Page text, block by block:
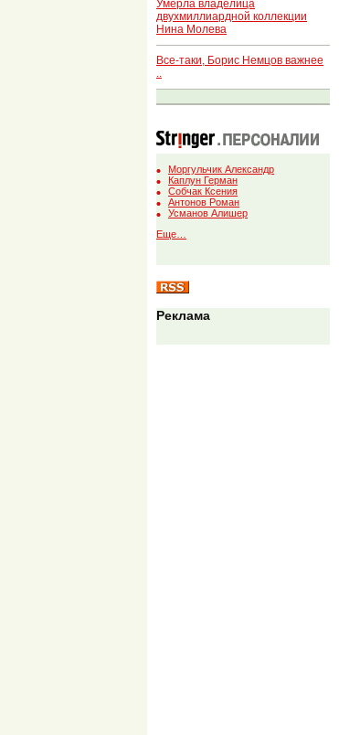
Умерла владелица
двухмиллиардной коллекции
Нина Молева
Все-таки, Борис Немцов важнее
..
Моргульчик Александр
Каплун Герман
Собчак Ксения
Антонов Роман
Усманов Алишер
Еще…
Реклама